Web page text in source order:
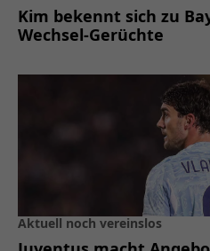
Kim bekennt sich zu
Wechsel-Gerüchte
Aktuell noch vereinslos